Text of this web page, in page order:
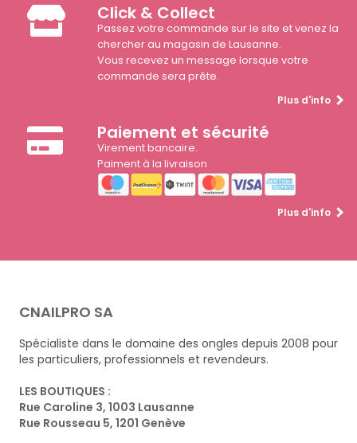
Click & Collect
Passez votre commande sur le site et venez la
chercher au magasin de Lausanne.
Vous recevez un message lorsque votre
commande sera prête.
Plus d'info
Paiement et sécurité
Virement bancaire.
Paiment à la livraison
Plus d'info
CNAILPRO SA
Spécialiste dans le domaine des ongles depuis 2008 pour
les particuliers, professionnels et revendeurs.
LES BOUTIQUES :
Rue Caroline 3, 1003 Lausanne
Rue Rousseau 5, 1201 Genève